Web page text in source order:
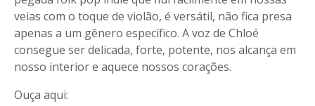
veias com o toque de violão, é versátil, não fica presa
apenas a um gênero específico. A voz de Chloé
consegue ser delicada, forte, potente, nos alcança em
nosso interior e aquece nossos corações.
Ouça aqui: